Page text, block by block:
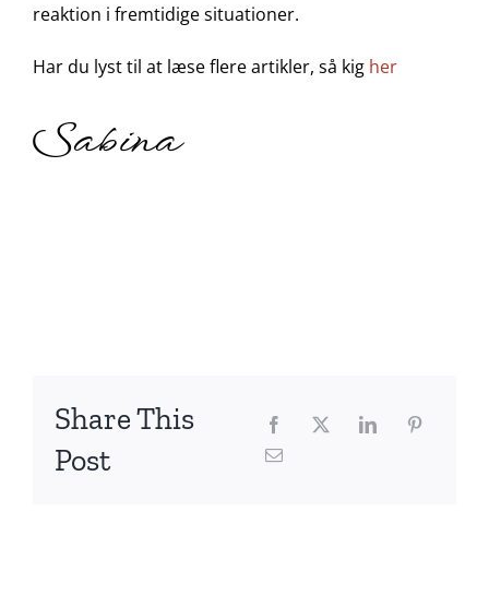
reaktion i fremtidige situationer.
Har du lyst til at læse flere artikler, så kig her
Sabina
Share This
Post